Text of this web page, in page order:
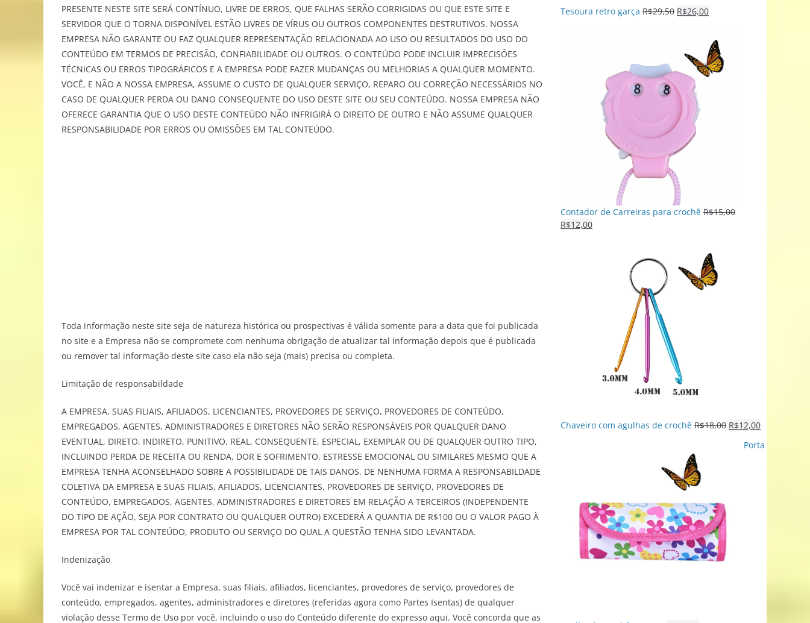
PRESENTE NESTE SITE SERÁ CONTÍNUO, LIVRE DE ERROS, QUE FALHAS SERÃO CORRIGIDAS OU QUE ESTE SITE E
SERVIDOR QUE O TORNA DISPONÍVEL ESTÃO LIVRES DE VÍRUS OU OUTROS COMPONENTES DESTRUTIVOS. NOSSA
EMPRESA NÃO GARANTE OU FAZ QUALQUER REPRESENTAÇÃO RELACIONADA AO USO OU RESULTADOS DO USO DO
CONTEÚDO EM TERMOS DE PRECISÃO, CONFIABILIDADE OU OUTROS. O CONTEÚDO PODE INCLUIR IMPRECISÕES
TÉCNICAS OU ERROS TIPOGRÁFICOS E A EMPRESA PODE FAZER MUDANÇAS OU MELHORIAS A QUALQUER MOMENTO.
VOCÊ, E NÃO A NOSSA EMPRESA, ASSUME O CUSTO DE QUALQUER SERVIÇO, REPARO OU CORREÇÃO NECESSÁRIOS NO
CASO DE QUALQUER PERDA OU DANO CONSEQUENTE DO USO DESTE SITE OU SEU CONTEÚDO. NOSSA EMPRESA NÃO
OFERECE GARANTIA QUE O USO DESTE CONTEÚDO NÃO INFRIGIRÁ O DIREITO DE OUTRO E NÃO ASSUME QUALQUER
RESPONSABILIDADE POR ERROS OU OMISSÕES EM TAL CONTEÚDO.
Toda informação neste site seja de natureza histórica ou prospectivas é válida somente para a data que foi publicada
no site e a Empresa não se compromete com nenhuma obrigação de atualizar tal informação depois que é publicada
ou remover tal informação deste site caso ela não seja (mais) precisa ou completa.
Limitação de responsabildade
A EMPRESA, SUAS FILIAIS, AFILIADOS, LICENCIANTES, PROVEDORES DE SERVIÇO, PROVEDORES DE CONTEÚDO,
EMPREGADOS, AGENTES, ADMINISTRADORES E DIRETORES NÃO SERÃO RESPONSÁVEIS POR QUALQUER DANO
EVENTUAL, DIRETO, INDIRETO, PUNITIVO, REAL, CONSEQUENTE, ESPECIAL, EXEMPLAR OU DE QUALQUER OUTRO TIPO,
INCLUINDO PERDA DE RECEITA OU RENDA, DOR E SOFRIMENTO, ESTRESSE EMOCIONAL OU SIMILARES MESMO QUE A
EMPRESA TENHA ACONSELHADO SOBRE A POSSIBILIDADE DE TAIS DANOS. DE NENHUMA FORMA A RESPONSABILDADE
COLETIVA DA EMPRESA E SUAS FILIAIS, AFILIADOS, LICENCIANTES, PROVEDORES DE SERVIÇO, PROVEDORES DE
CONTEÚDO, EMPREGADOS, AGENTES, ADMINISTRADORES E DIRETORES EM RELAÇÃO A TERCEIROS (INDEPENDENTE
DO TIPO DE AÇÃO, SEJA POR CONTRATO OU QUALQUER OUTRO) EXCEDERÁ A QUANTIA DE R$100 OU O VALOR PAGO À
EMPRESA POR TAL CONTEÚDO, PRODUTO OU SERVIÇO DO QUAL A QUESTÃO TENHA SIDO LEVANTADA.
Indenização
Você vai indenizar e isentar a Empresa, suas filiais, afiliados, licenciantes, provedores de serviço, provedores de
conteúdo, empregados, agentes, administradores e diretores (referidas agora como Partes Isentas) de qualquer
violação desse Termo de Uso por você, incluindo o uso do Conteúdo diferente do expresso aqui. Você concorda que as
Tesoura retro garça R$29,50 R$26,00
Contador de Carreiras para crochê R$15,00
R$12,00
Chaveiro com agulhas de crochê R$18,00 R$12,00
Porta